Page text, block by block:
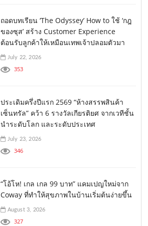
ถอดบทเรียน ‘The Odyssey’ How to ใช้ ‘กฎ
ของซุส’ สร้าง Customer Experience
ต้อนรับลูกค้าให้เหมือนเทพเจ้าปลอมตัวมา
July 22, 2026
353
ประเดิมครึ่งปีแรก 2569 “ห้างสรรพสินค้า
เซ็นทรัล” คว้า 6 รางวัลเกียรติยศ จากเวทีชั้น
นำระดับโลก และระดับประเทศ
July 23, 2026
346
“โอ้โห! เกล เกล 99 บาท” แคมเปญใหม่จาก
Coway ที่ทำให้สุขภาพในบ้านเริ่มต้นง่ายขึ้น
August 3, 2026
327